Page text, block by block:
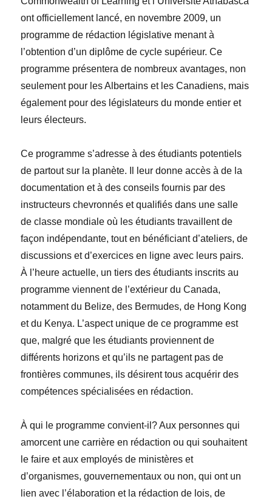
ont officiellement lancé, en novembre 2009, un
programme de rédaction législative menant à
l’obtention d’un diplôme de cycle supérieur. Ce
programme présentera de nombreux avantages, non
seulement pour les Albertains et les Canadiens, mais
également pour des législateurs du monde entier et
leurs électeurs.
Ce programme s’adresse à des étudiants potentiels
de partout sur la planète. Il leur donne accès à de la
documentation et à des conseils fournis par des
instructeurs chevronnés et qualifiés dans une salle
de classe mondiale où les étudiants travaillent de
façon indépendante, tout en bénéficiant d’ateliers, de
discussions et d’exercices en ligne avec leurs pairs.
À l’heure actuelle, un tiers des étudiants inscrits au
programme viennent de l’extérieur du Canada,
notamment du Belize, des Bermudes, de Hong Kong
et du Kenya. L’aspect unique de ce programme est
que, malgré que les étudiants proviennent de
différents horizons et qu’ils ne partagent pas de
frontières communes, ils désirent tous acquérir des
compétences spécialisées en rédaction.
À qui le programme convient-il? Aux personnes qui
amorcent une carrière en rédaction ou qui souhaitent
le faire et aux employés de ministères et
d’organismes, gouvernementaux ou non, qui ont un
lien avec l’élaboration et la rédaction de lois, de